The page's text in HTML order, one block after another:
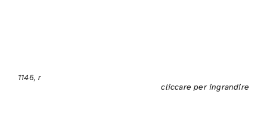
1146, r
cliccare per ingrandire